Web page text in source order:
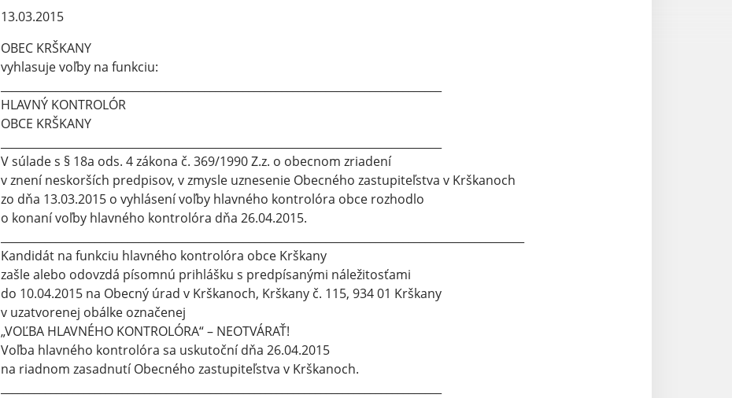
13.03.2015
OBEC KRŠKANY
vyhlasuje voľby na funkciu:
HLAVNÝ KONTROLÓR
OBCE KRŠKANY
V súlade s § 18a ods. 4 zákona č. 369/1990 Z.z. o obecnom zriadení
v znení neskorších predpisov, v zmysle uznesenie Obecného zastupiteľstva v Krškanoch
zo dňa 13.03.2015 o vyhlásení voľby hlavného kontrolóra obce rozhodlo
o konaní voľby hlavného kontrolóra dňa 26.04.2015.
Kandidát na funkciu hlavného kontrolóra obce Krškany
zašle alebo odovzdá písomnú prihlášku s predpísanými náležitosťami
do 10.04.2015 na Obecný úrad v Krškanoch, Krškany č. 115, 934 01 Krškany
v uzatvorenej obálke označenej
„VOĽBA HLAVNÉHO KONTROLÓRA“ – NEOTVÁRAŤ!
Voľba hlavného kontrolóra sa uskutoční dňa 26.04.2015
na riadnom zasadnutí Obecného zastupiteľstva v Krškanoch.